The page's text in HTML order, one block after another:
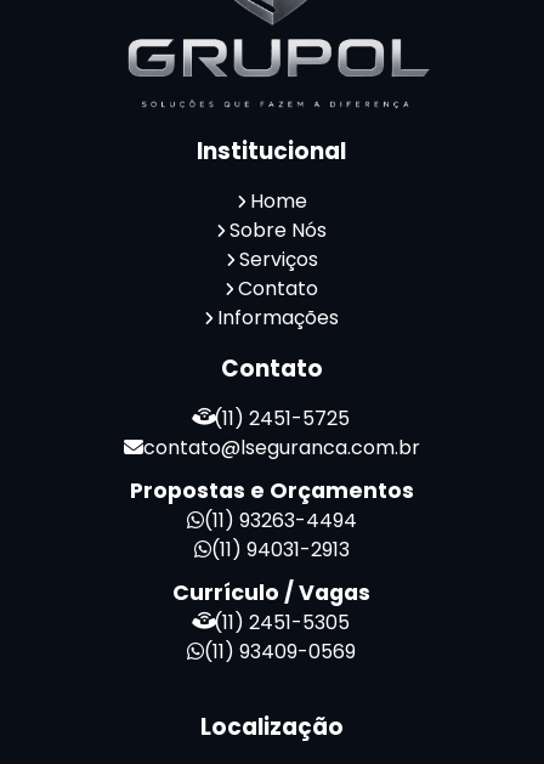
Reconhecimento Facial para Portaria
Reconhecimento Facial Portaria
Serviço de Limpeza Terceirizado
Serviço de Portaria e Limpeza
Serviço de Portaria Terceirizado
Terceirização de Facilities
Terceirização de PortariaInstitucional
Home
Sobre Nós
Serviços
Contato
Informações
Contato
(11) 2451-5725
contato@lseguranca.com.br
Propostas e Orçamentos
(11) 93263-4494
(11) 94031-2913
Currículo / Vagas
(11) 2451-5305
(11) 93409-0569
Localização